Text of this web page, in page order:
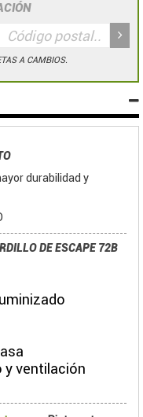
A CAMBIOS.
durabilidad y
DE ESCAPE 72B
y ventilación